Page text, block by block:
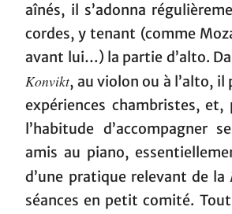
aînés, il s’adonna
cordes, y tenant (comme
avant lui…) la partie d’alto.
Konvikt, au violon ou à l’alto,
expériences chambristes,
l’habitude d’accompagner
amis au piano,
d’une pratique relevant de la
séances en petit comité.